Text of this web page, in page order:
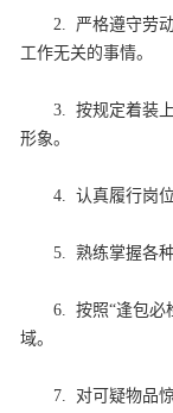
2. 严格遵守劳
工作无关的事情。
3. 按规定着装
形象。
4. 认真履行岗
5. 熟练掌握各
6. 按照“逢包必
域。
7. 对可疑物品